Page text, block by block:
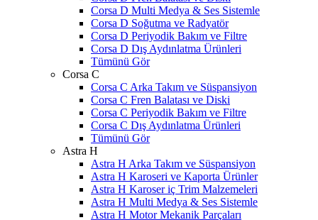
Corsa D Multi Medya & Ses Sistemle
Corsa D Soğutma ve Radyatör
Corsa D Periyodik Bakım ve Filtre
Corsa D Dış Aydınlatma Ürünleri
Tümünü Gör
Corsa C
Corsa C Arka Takım ve Süspansiyon
Corsa C Fren Balatası ve Diski
Corsa C Periyodik Bakım ve Filtre
Corsa C Dış Aydınlatma Ürünleri
Tümünü Gör
Astra H
Astra H Arka Takım ve Süspansiyon
Astra H Karoseri ve Kaporta Ürünler
Astra H Karoser iç Trim Malzemeleri
Astra H Multi Medya & Ses Sistemle
Astra H Motor Mekanik Parçaları